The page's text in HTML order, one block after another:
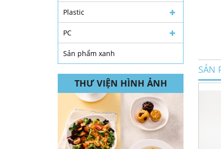
Plastic
PC
Sản phẩm xanh
THƯ VIỆN HÌNH ẢNH
SẢN